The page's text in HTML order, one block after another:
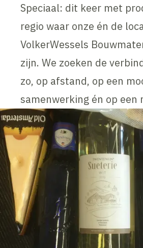
Speciaal: dit keer met
regio waar onze én de
VolkerWessels
zijn. We zoeken de
zo, op afstand, op een
samenwerking én op